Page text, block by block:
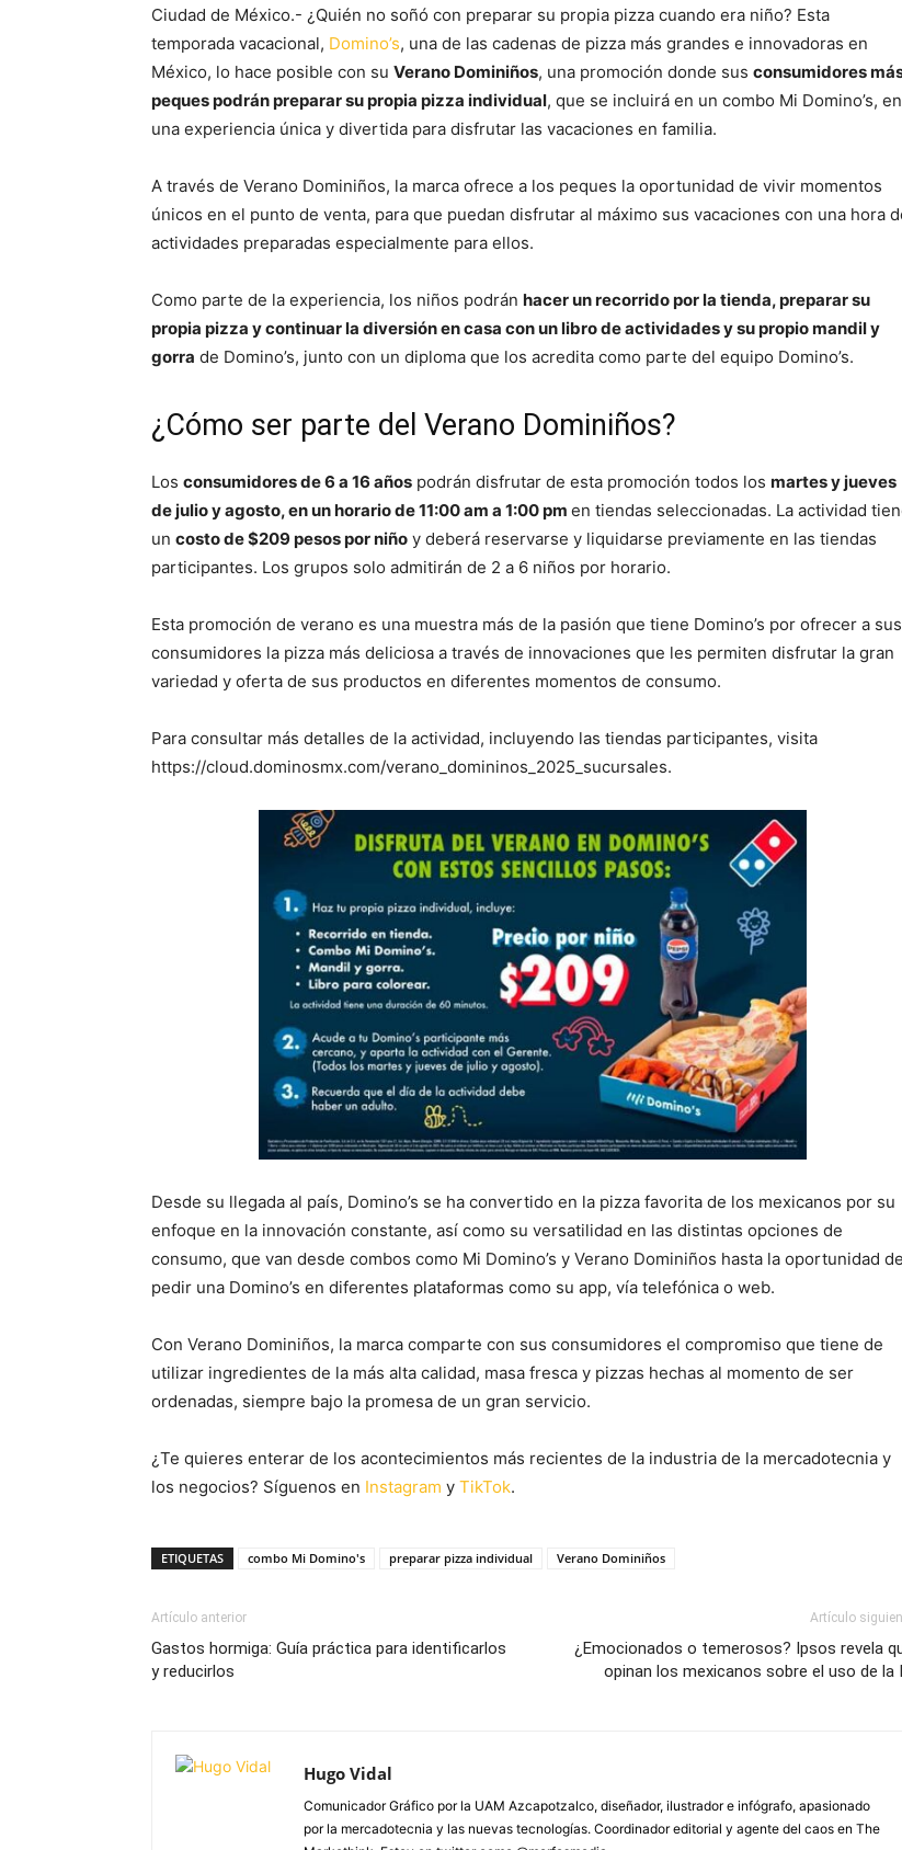
Ciudad de México.- ¿Quién no soñó con preparar su propia pizza cuando era niño? Esta
temporada vacacional, Domino’s, una de las cadenas de pizza más grandes e innovadoras en
México, lo hace posible con su Verano Dominiños, una promoción donde sus consumidores
peques podrán preparar su propia pizza individual, que se incluirá en un combo Mi Domino’s, en
una experiencia única y divertida para disfrutar las vacaciones en familia.
A través de Verano Dominiños, la marca ofrece a los peques la oportunidad de vivir momentos
únicos en el punto de venta, para que puedan disfrutar al máximo sus vacaciones con una hora
actividades preparadas especialmente para ellos.
Como parte de la experiencia, los niños podrán hacer un recorrido por la tienda, preparar su
propia pizza y continuar la diversión en casa con un libro de actividades y su propio mandil y
gorra de Domino’s, junto con un diploma que los acredita como parte del equipo Domino’s.
¿Cómo ser parte del Verano Dominiños?
Los consumidores de 6 a 16 años podrán disfrutar de esta promoción todos los martes y jueves
de julio y agosto, en un horario de 11:00 am a 1:00 pm en tiendas seleccionadas. La actividad
un costo de $209 pesos por niño y deberá reservarse y liquidarse previamente en las tiendas
participantes. Los grupos solo admitirán de 2 a 6 niños por horario.
Esta promoción de verano es una muestra más de la pasión que tiene Domino’s por ofrecer a sus
consumidores la pizza más deliciosa a través de innovaciones que les permiten disfrutar la gran
variedad y oferta de sus productos en diferentes momentos de consumo.
Para consultar más detalles de la actividad, incluyendo las tiendas participantes, visita
https://cloud.dominosmx.com/verano_domininos_2025_sucursales.
Desde su llegada al país, Domino’s se ha convertido en la pizza favorita de los mexicanos por su
enfoque en la innovación constante, así como su versatilidad en las distintas opciones de
consumo, que van desde combos como Mi Domino’s y Verano Dominiños hasta la oportunidad de
pedir una Domino’s en diferentes plataformas como su app, vía telefónica o web.
Con Verano Dominiños, la marca comparte con sus consumidores el compromiso que tiene de
utilizar ingredientes de la más alta calidad, masa fresca y pizzas hechas al momento de ser
ordenadas, siempre bajo la promesa de un gran servicio.
¿Te quieres enterar de los acontecimientos más recientes de la industria de la mercadotecnia y
los negocios? Síguenos en Instagram y TikTok.
ETIQUETAS combo Mi Domino's preparar pizza individual Verano Dominiños
Artículo anterior
Gastos hormiga: Guía práctica para identificarlos
y reducirlos
Artículo
¿Emocionados o temerosos? Ipsos revela
opinan los mexicanos sobre el uso de la
Hugo Vidal
Comunicador Gráfico por la UAM Azcapotzalco, diseñador, ilustrador e infógrafo, apasionado
por la mercadotecnia y las nuevas tecnologías. Coordinador editorial y agente del caos en The